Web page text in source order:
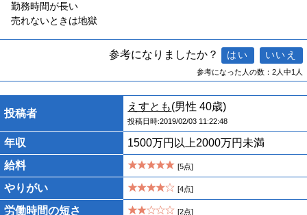
勤務時間が長い
売れないときは地獄
参考になりましたか？
参考になった人の数：2人中1人
投稿者
えすとも(男性 40歳)
投稿日時:2019/02/03 11:22:48
年収
1500万円以上2000万円未満
給料
[5点]
やりがい [4点]
労働時間の短さ [2点]